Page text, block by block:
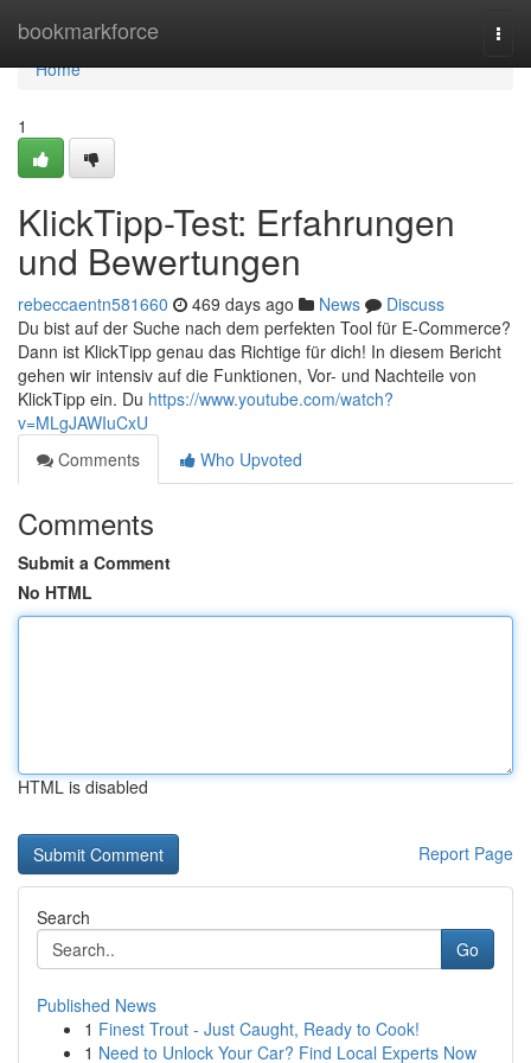
bookmarkforce
Home
Home
1
KlickTipp-Test: Erfahrungen
und Bewertungen
rebeccaentn581660 469 days ago News
Discuss
Du bist auf der Suche nach dem perfekten Tool für E-Commerce?
Dann ist KlickTipp genau das Richtige für dich! In diesem Bericht
gehen wir intensiv auf die Funktionen, Vor- und Nachteile von
KlickTipp ein. Du https://www.youtube.com/watch?
v=MLgJAWIuCxU
Comments
Who Upvoted
Comments
Submit a Comment
No HTML
HTML is disabled
Report Page
Search
Go
Published News
1 Finest Trout - Just Caught, Ready to Cook!
1 Need to Unlock Your Car? Find Local Experts Now